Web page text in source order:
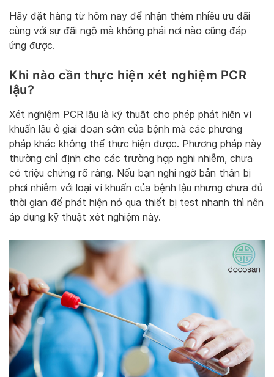
Hãy đặt hàng từ hôm nay để nhận thêm nhiều ưu đãi
cùng với sự đãi ngộ mà không phải nơi nào cũng đáp
ứng được.
Khi nào cần thực hiện xét nghiệm PCR
lậu?
Xét nghiệm PCR lậu là kỹ thuật cho phép phát hiện vi
khuẩn lậu ở giai đoạn sớm của bệnh mà các phương
pháp khác không thể thực hiện được. Phương pháp này
thường chỉ định cho các trường hợp nghi nhiễm, chưa
có triệu chứng rõ ràng. Nếu bạn nghi ngờ bản thân bị
phơi nhiễm với loại vi khuẩn của bệnh lậu nhưng chưa đủ
thời gian để phát hiện nó qua thiết bị test nhanh thì nên
áp dụng kỹ thuật xét nghiệm này.